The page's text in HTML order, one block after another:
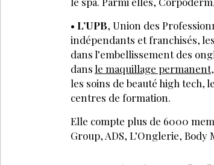
• L’UPB, Union des
indépendants et franchisés,
dans l’embellissement des
LA SUITE